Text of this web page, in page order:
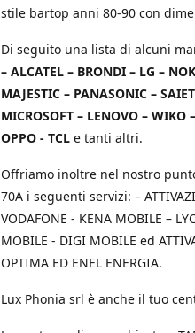
stile bartop anni 80-90 con
Di seguito una lista di alcuni
– ALCATEL – BRONDI – LG –
MAJESTIC – PANASONIC –
MICROSOFT – LENOVO – WIKO
OPPO - TCL e tanti altri.
Offriamo inoltre nel nostro
70A i seguenti servizi: –
VODAFONE - KENA MOBILE –
MOBILE - DIGI MOBILE ed
OPTIMA ED ENEL ENERGIA.
Lux Phonia srl è anche il tuo